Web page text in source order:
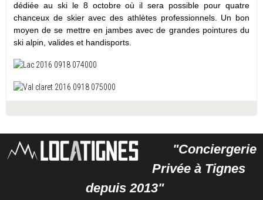
dédiée au ski le 8 octobre où il sera possible pour quatre
chanceux de skier avec des athlètes professionnels. Un bon
moyen de se mettre en jambes avec de grandes pointures du
ski alpin, valides et handisports.
"Conciergerie
Privée à Tignes
depuis 2013"